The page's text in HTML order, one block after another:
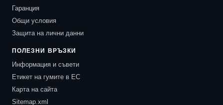
Гаранция
Общи условия
Защита на лични данни
ПОЛЕЗНИ ВРЪЗКИ
Информация и съвети
Етикет на гумите в ЕС
Карта на сайта
Sitemap.xml